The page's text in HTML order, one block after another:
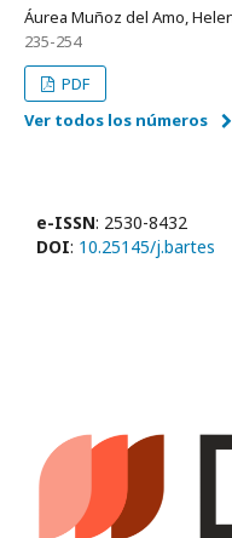
Áurea Muñoz del Amo,
235-254
PDF
Ver todos los números
e-ISSN: 2530-8432
DOI: 10.25145/j.bartes